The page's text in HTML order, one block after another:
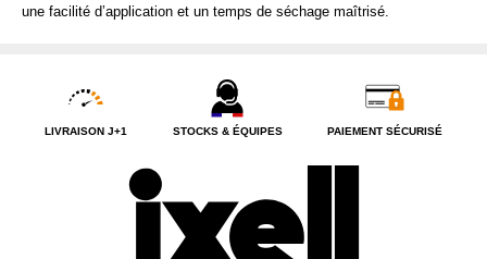
une facilité d’application et un temps de séchage maîtrisé.
LIVRAISON J+1 STOCKS & ÉQUIPES PAIEMENT SÉCURISÉ